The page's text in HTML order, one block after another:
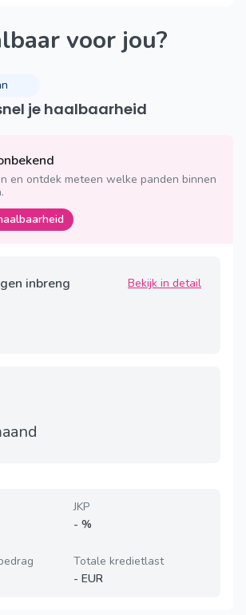
voor jou?
je haalbaarheid
en ontdek meteen welke panden binnen
inbreng Bekijk in detail
JKP
- %
Totale kredietlast
- EUR